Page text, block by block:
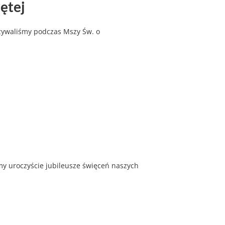
podczas Mszy Św. o
uroczyście jubileusze święceń naszych